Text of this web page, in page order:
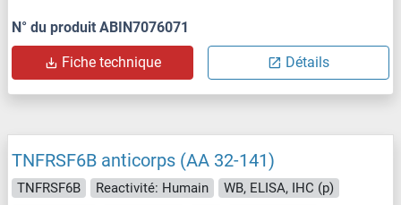
N° du produit ABIN7076071
Fiche technique Détails
TNFRSF6B anticorps (AA 32-141)
TNFRSF6B Reactivité: Humain
WB, ELISA, IHC (p)